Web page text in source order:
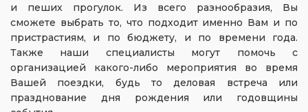
и пеших прогулок. Из всего разнообразия, Вы
сможете выбрать то, что подходит именно Вам и по
пристрастиям, и по бюджету, и по времени года.
Также наши специалисты могут помочь с
организацией какого-либо мероприятия во время
Вашей поездки, будь то деловая встреча или
празднование дня рождения или годовщины